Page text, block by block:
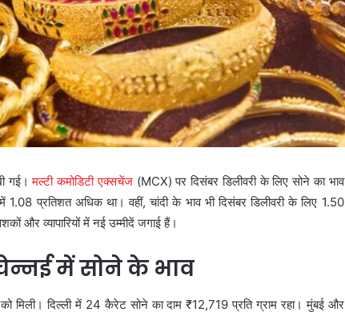
गई।मल्टी कमोडिटी एक्सचेंज(MCX) पर दिसंबर डिलीवरी के लिए सोने का भाव
प्रतिशत अधिक था। वहीं, चांदी के भाव भी दिसंबर डिलीवरी के लिए 1.50
और व्यापारियों में नई उम्मीदें जगाई हैं।
में सोने के भाव
मिली। दिल्ली में 24 कैरेट सोने का दाम ₹12,719 प्रति ग्राम रहा। मुंबई और